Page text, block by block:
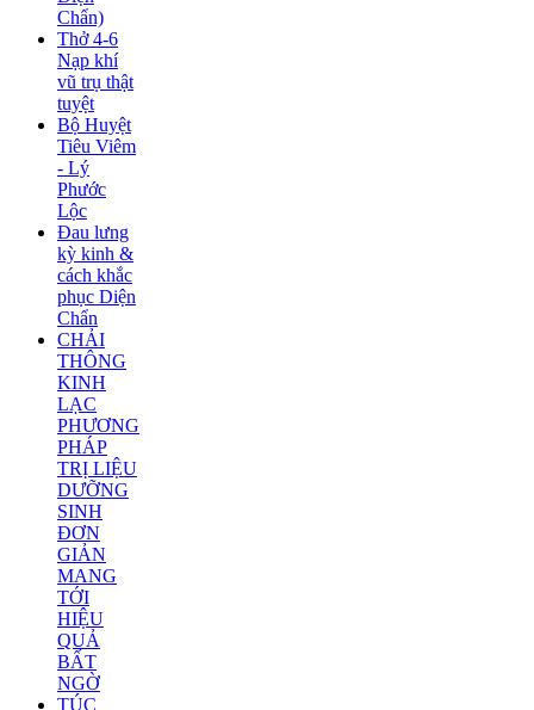
Chẩn)
Thở 4-6
Nạp khí
vũ trụ thật
tuyệt
Bộ Huyệt
Tiêu Viêm
- Lý
Phước
Lộc
Đau lưng
kỳ kinh &
cách khắc
phục Diện
Chẩn
CHẢI
THÔNG
KINH
LẠC
PHƯƠNG
PHÁP
TRỊ LIỆU
DƯỠNG
SINH
ĐƠN
GIẢN
MANG
TỚI
HIỆU
QUẢ
BẤT
NGỜ
TÚC